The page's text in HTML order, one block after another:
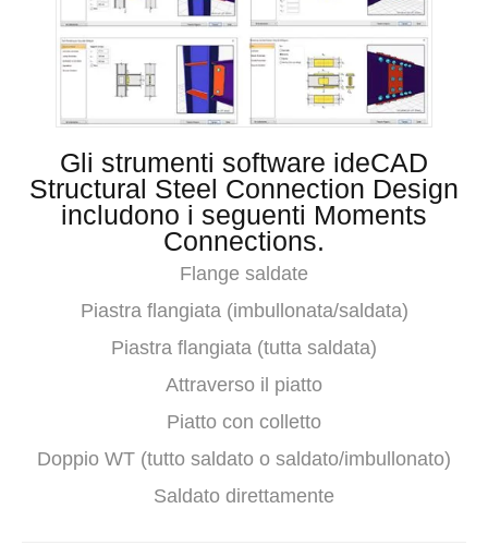
Gli strumenti software ideCAD
Structural Steel Connection Design
includono i seguenti Moments
Connections.
Flange saldate
Piastra flangiata (imbullonata/saldata)
Piastra flangiata (tutta saldata)
Attraverso il piatto
Piatto con colletto
Doppio WT (tutto saldato o saldato/imbullonato)
Saldato direttamente